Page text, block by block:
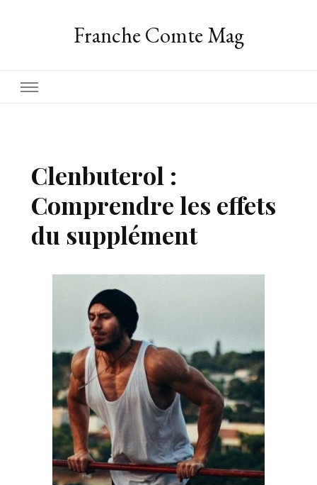
Franche Comte Mag
Clenbuterol :
Comprendre les effets
du supplément